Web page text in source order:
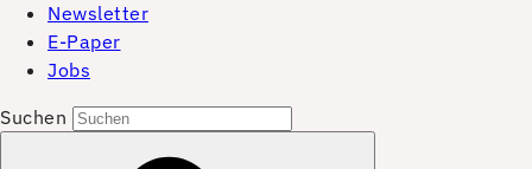
Newsletter
E-Paper
Jobs
Suchen